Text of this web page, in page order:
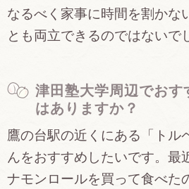
なるべく家事に時間を割かな
とも両立できるのではないで
津田塾大学周辺でお
はありますか？
鷹の台駅の近くにある「トル
んをおすすめしたいです。最
ナモンロールを買って食べた